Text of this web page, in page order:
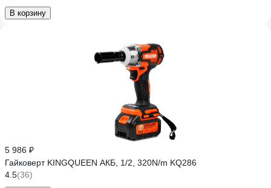
В корзину
5 986 ₽
Гайковерт KINGQUEEN АКБ, 1/2, 320N/m KQ286
4.5(36)